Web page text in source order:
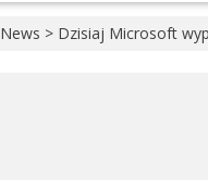
News > Dzisiaj Microsoft